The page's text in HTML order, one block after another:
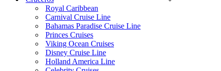
Royal Caribbean
Carnival Cruise Line
Bahamas Paradise Cruise Line
Princes Cruises
Viking Ocean Cruises
Disney Cruise Line
Holland America Line